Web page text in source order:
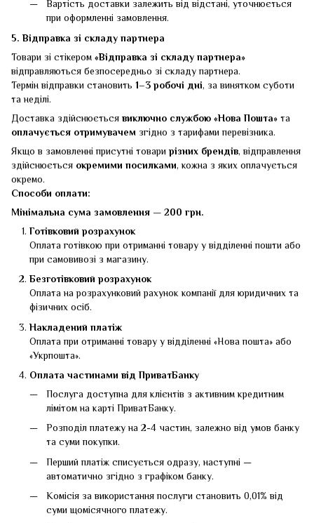
Вартість доставки залежить від відстані, уточнюється
при оформленні замовлення.
5. Відправка зі складу партнера
Товари зі стікером «Відправка зі складу партнера»
відправляються безпосередньо зі складу партнера.
Термін відправки становить 1–3 робочі дні, за винятком суботи
та неділі.
Доставка здійснюється виключно службою «Нова Пошта» та
оплачується отримувачем згідно з тарифами перевізника.
Якщо в замовленні присутні товари різних брендів, відправлення
здійснюється окремими посилками, кожна з яких оплачується
окремо.
Способи оплати:
Мінімальна сума замовлення — 200 грн.
Готівковий розрахунок
Оплата готівкою при отриманні товару у відділенні пошти або
при самовивозі з магазину.
Безготівковий розрахунок
Оплата на розрахунковий рахунок компанії для юридичних та
фізичних осіб.
Накладений платіж
Оплата при отриманні товару у відділенні «Нова пошта» або
«Укрпошта».
Оплата частинами від ПриватБанку
Послуга доступна для клієнтів з активним кредитним
лімітом на карті ПриватБанку.
Розподіл платежу на 2-4 частин, залежно від умов банку
та суми покупки.
Перший платіж списується одразу, наступні —
автоматично згідно з графіком банку.
Комісія за використання послуги становить 0,01% від
суми щомісячного платежу.